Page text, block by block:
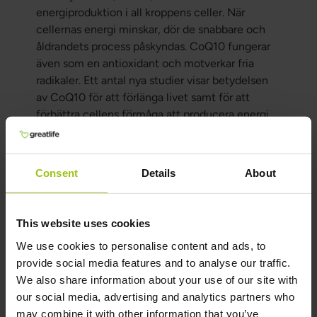
Consent Details About
This website uses cookies
We use cookies to personalise content and ads, to
provide social media features and to analyse our traffic.
We also share information about your use of our site with
our social media, advertising and analytics partners who
may combine it with other information that you’ve
energiproduktion i all kroppens celler. När
cellernas energi minskar, dör de snabbare och
åldrandets process påskyndas. CoQ10 fungerar
även som en antioxidant och motverkar fria
radikaler. Ett antal nya studier visar betydelsen
av CoQ10 för att förlänga livet samt för att
förbättra cellens förmåga att producera energi.
Antibiotika - börja med
probiotika direkt
Lästid:1–2 min